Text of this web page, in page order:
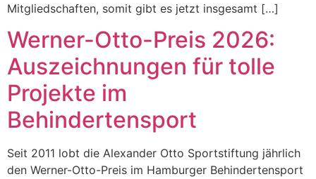
Mitgliedschaften, somit gibt es jetzt insgesamt […]
Werner-Otto-Preis 2026:
Auszeichnungen für tolle
Projekte im
Behindertensport
Seit 2011 lobt die Alexander Otto Sportstiftung jährlich
den Werner-Otto-Preis im Hamburger Behindertensport